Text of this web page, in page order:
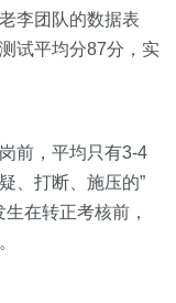
李团队的数据表
试平均分87分，实
前，平均只有3-4
、打断、施压的”
在转正考核前，